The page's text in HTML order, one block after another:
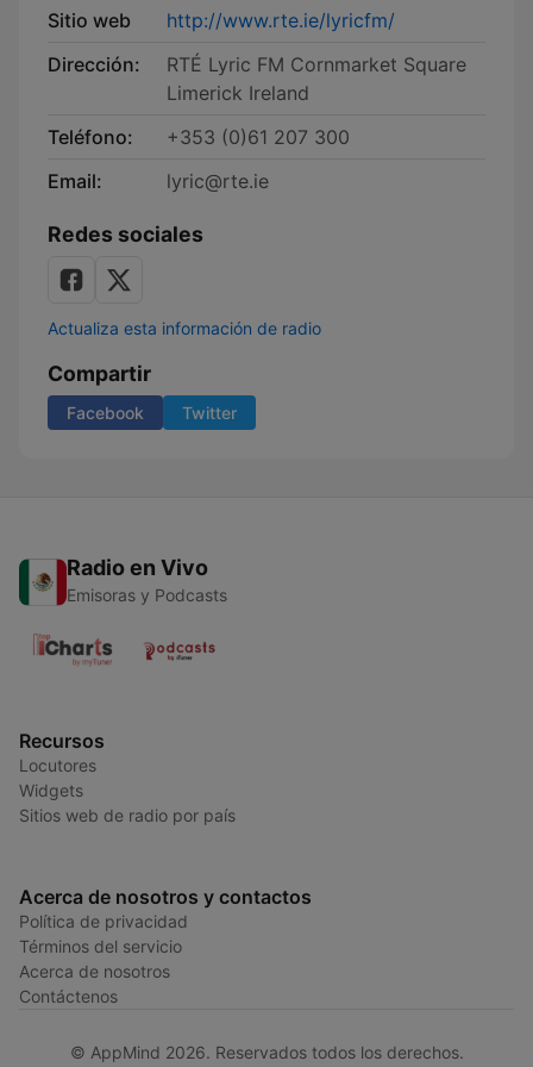
Sitio web
http://www.rte.ie/lyricfm/
Dirección:
RTÉ Lyric FM Cornmarket Square
Limerick Ireland
Teléfono:
+353 (0)61 207 300
Email:
lyric@rte.ie
Redes sociales
Actualiza esta información de radio
Compartir
Facebook Twitter
Radio en Vivo
Emisoras y Podcasts
Recursos
Locutores
Widgets
Sitios web de radio por país
Acerca de nosotros y contactos
Política de privacidad
Términos del servicio
Acerca de nosotros
Contáctenos
© AppMind 2026. Reservados todos los derechos.